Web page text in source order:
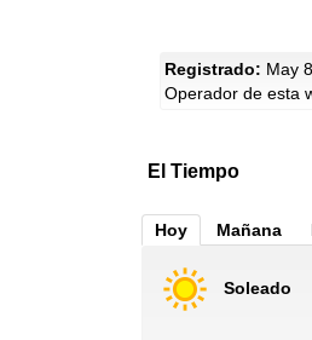
Registrado: May
Operador de esta
El Tiempo
Hoy Mañana
Soleado